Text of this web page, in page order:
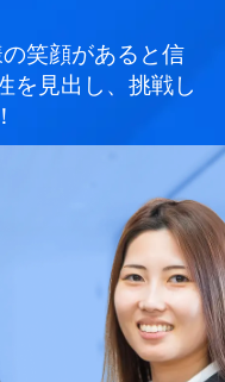
笑顔があると信
を見出し、挑戦し